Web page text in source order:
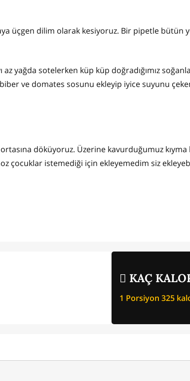
üçgen dilim olarak kesiyoruz. Bir pipetle bütün
az yağda sotelerken küp küp doğradığımız
ve domates sosunu ekleyip iyice suyunu
döküyoruz. Üzerine kavurduğumuz kıyma
çocuklar istemediği için ekleyemedim siz
KAÇ
1 Porsiyon 325